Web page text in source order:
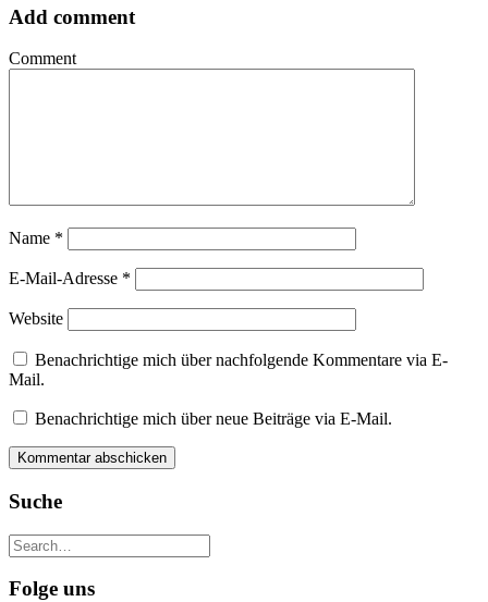
Add comment
Comment
Name *
E-Mail-Adresse *
Website
Benachrichtige mich über nachfolgende Kommentare via E-
Mail.
Benachrichtige mich über neue Beiträge via E-Mail.
Suche
Folge uns